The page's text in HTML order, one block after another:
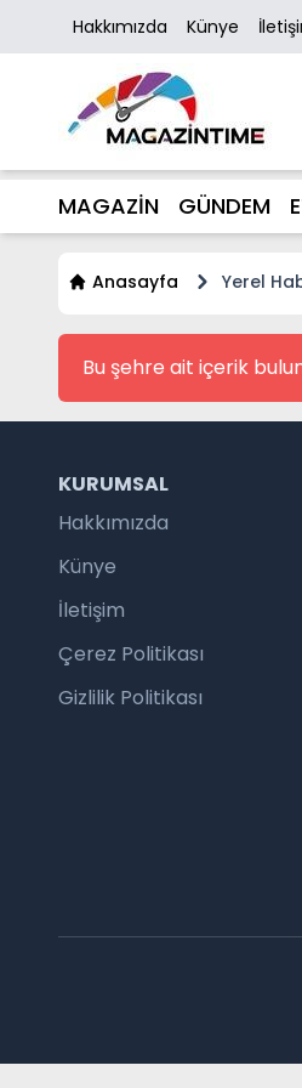
Hakkımızda Künye
MAGAZİN GÜNDEM
Anasayfa Yerel
Bu şehre ait içerik
KURUMSAL
Hakkımızda
Künye
İletişim
Çerez Politikası
Gizlilik Politikası